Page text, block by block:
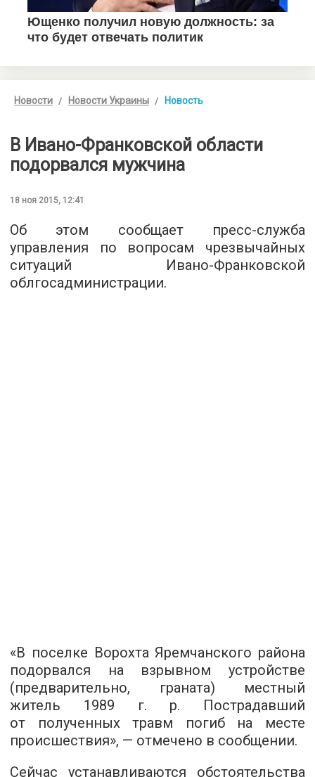
Новости Новости Украины Новость
В Ивано-Франковской области
подорвался мужчина
18 ноя 2015, 12:41
Об этом сообщает пресс-служба
управления по вопросам чрезвычайных
ситуаций Ивано-Франковской
облгосадминистрации.
«В поселке Ворохта Яремчанского района
подорвался на взрывном устройстве
(предварительно, граната) местный
житель 1989 г. р. Пострадавший
от полученных травм погиб на месте
происшествия», — отмечено в сообщении.
Сейчас устанавливаются обстоятельства